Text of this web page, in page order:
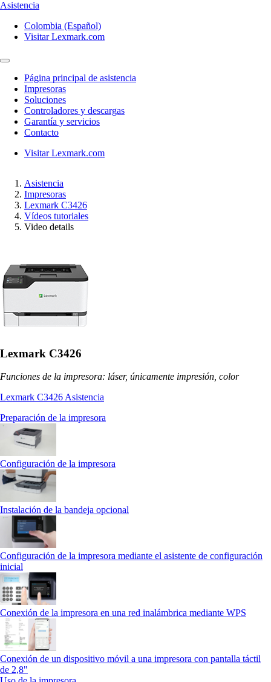
Asistencia
Colombia (Español)
Visitar Lexmark.com
Página principal de asistencia
Impresoras
Soluciones
Controladores y descargas
Garantía y servicios
Contacto
Visitar Lexmark.com
Asistencia
Impresoras
Lexmark C3426
Vídeos tutoriales
Video details
Lexmark C3426
Funciones de la impresora: láser, únicamente impresión, color
Lexmark C3426 Asistencia
Preparación de la impresora
Configuración de la impresora
Instalación de la bandeja opcional
Configuración de la impresora mediante el asistente de configuración
inicial
Conexión de la impresora en una red inalámbrica mediante WPS
Conexión de un dispositivo móvil a una impresora con pantalla táctil
de 2,8"